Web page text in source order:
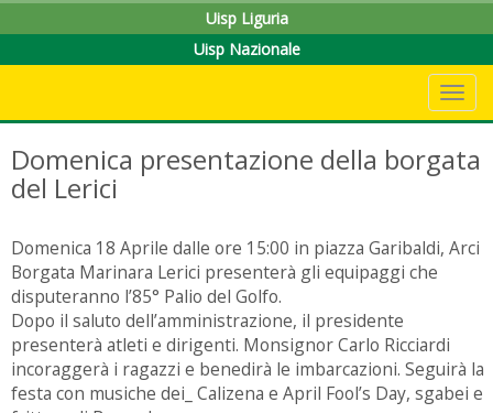
Uisp Liguria
Uisp Nazionale
Domenica presentazione della borgata
del Lerici
Domenica 18 Aprile dalle ore 15:00 in piazza Garibaldi, Arci
Borgata Marinara Lerici presenterà gli equipaggi che
disputeranno l’85° Palio del Golfo.
Dopo il saluto dell’amministrazione, il presidente
presenterà atleti e dirigenti. Monsignor Carlo Ricciardi
incoraggerà i ragazzi e benedirà le imbarcazioni. Seguirà la
festa con musiche dei_ Calizena e April Fool’s Day, sgabei e